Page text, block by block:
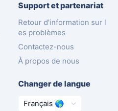
Support et partenariat
Retour d'information sur l
es problèmes
Contactez-nous
À propos de nous
Changer de langue